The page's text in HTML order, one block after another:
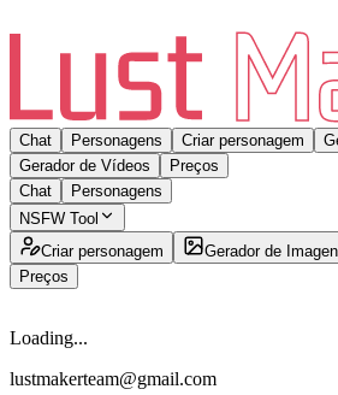
Chat Personagens Criar personagem
Gerador de Vídeos
Preços
Chat
Personagens
NSFW Tool
Criar personagem
Gerador de
Preços
Loading...
lustmakerteam@gmail.com